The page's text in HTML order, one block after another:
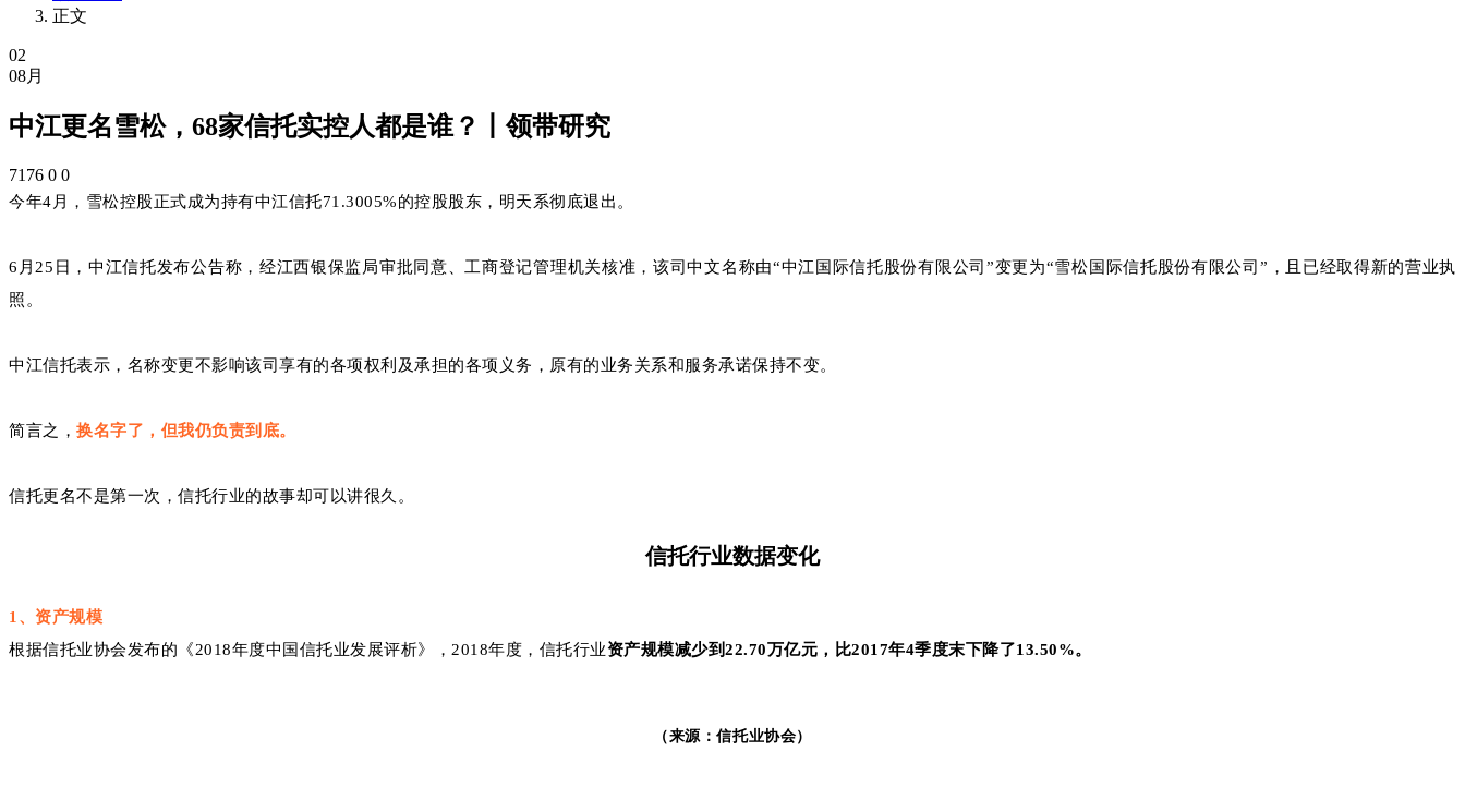
正文
02
08月
中江更名雪松，68家信托实控人都是谁？丨领带研究
7176 0 0
今年4月，雪松控股正式成为持有中江信托71.3005%的控股股东，明天系彻底退出。
6月25日，中江信托发布公告称，经江西银保监局审批同意、工商登记管理机关核准，该司中文名称由“中江国际信托股份有限公司”变更为“雪松国际信托股份有限公司”，且已经取得新的营业执
照。
中江信托表示，名称变更不影响该司享有的各项权利及承担的各项义务，原有的业务关系和服务承诺保持不变。
简言之， 换名字了，但我仍负责到底。
信托更名不是第一次，信托行业的故事却可以讲很久。
信托行业数据变化
1、资产规模
根据信托业协会发布的《2018年度中国信托业发展评析》，2018年度，信托行业资产规模减少到22.70万亿元，比2017年4季度末下降了13.50%。
（来源：信托业协会）